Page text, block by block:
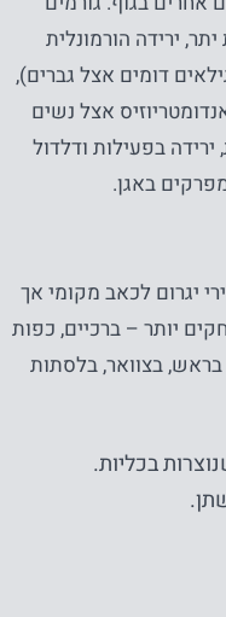
ירידה הורמונלית
דומים אצל גברים),
אצל נשים
בפעילות ודלדול
באגן.
יגרום לכאב מקומי אך
יותר – ברכיים, כפות
בראש, בצוואר, בלסתות
בכליות.